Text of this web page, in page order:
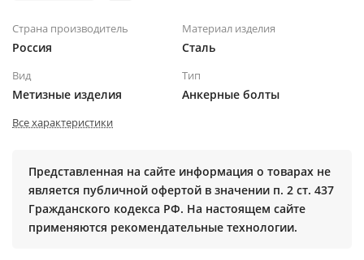
Страна производитель
Россия
Материал изделия
Сталь
Вид
Метизные изделия
Тип
Анкерные болты
Все характеристики
Представленная на сайте информация о товарах не
является публичной офертой в значении п. 2 ст. 437
Гражданского кодекса РФ. На настоящем сайте
применяются рекомендательные технологии.